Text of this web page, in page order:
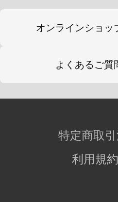
オンラインショッ
よくあるご質
特定商取
利用規約